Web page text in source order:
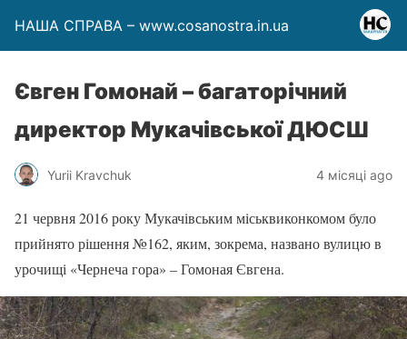
НАША СПРАВА – www.cosanostra.in.ua
Євген Гомонай – багаторічний
директор Мукачівської ДЮСШ
Yurii Kravchuk 4 місяці ago
21 червня 2016 року Мукачівським міськвиконкомом було
прийнято рішення №162, яким, зокрема, названо вулицю в
урочищі «Чернеча гора» – Гомоная Євгена.